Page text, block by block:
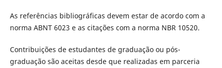
As referências bibliográficas devem estar de acordo com a
norma ABNT 6023 e as citações com a norma NBR 10520.
Contribuições de estudantes de graduação ou pós-
graduação são aceitas desde que realizadas em parceria